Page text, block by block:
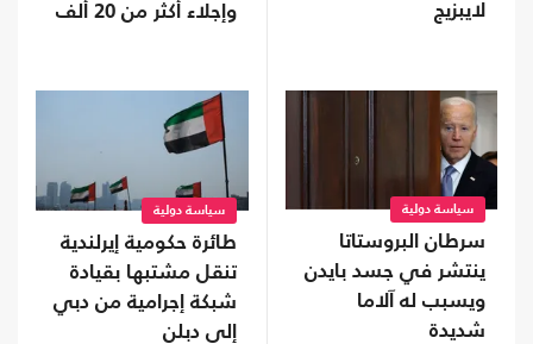
لايبزيج
وإجلاء أكثر من 20 ألف
سياسة دولية
سرطان البروستاتا
ينتشر في جسد بايدن
ويسبب له آلاما
شديدة
سياسة دولية
طائرة حكومية إيرلندية
تنقل مشتبها بقيادة
شبكة إجرامية من دبي
إلى دبلن